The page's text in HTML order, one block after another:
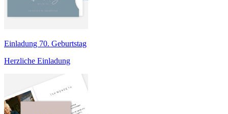
Einladung 70. Geburtstag
Herzliche Einladung